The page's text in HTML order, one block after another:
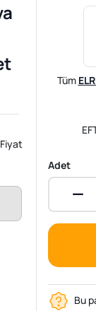
Fiyat
Tüm
Adet
Bu